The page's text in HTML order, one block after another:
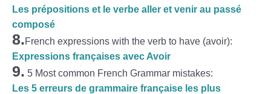
Les prépositions et le verbe aller et venir au passé
composé
8.French expressions with the verb to have (avoir):
Expressions françaises avec Avoir
9. 5 Most common French Grammar mistakes:
Les 5 erreurs de grammaire française les plus